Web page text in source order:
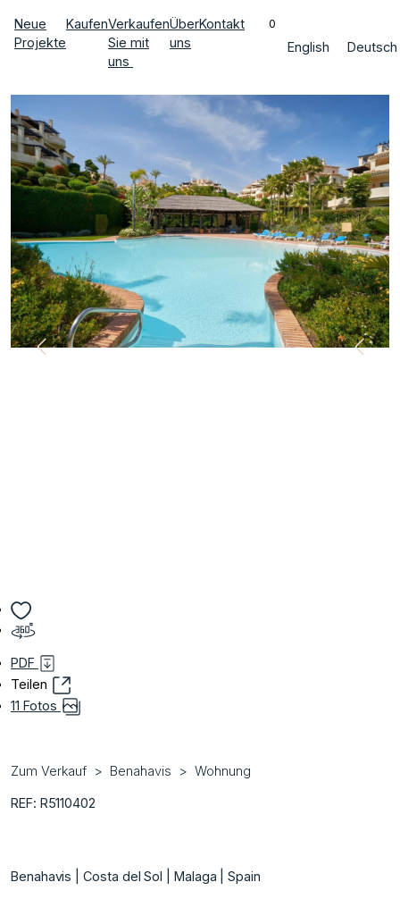
Neue
Projekte
KaufenVerkaufen
Sie mit
uns
Über
uns
Kontakt 0
English Deutsch
PDF
Teilen
11 Fotos
Zum Verkauf Benahavis Wohnung
REF: R5110402
Benahavis | Costa del Sol | Malaga | Spain